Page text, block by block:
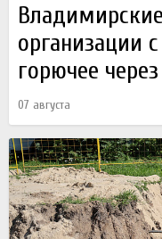
организации
горючее
07 августа